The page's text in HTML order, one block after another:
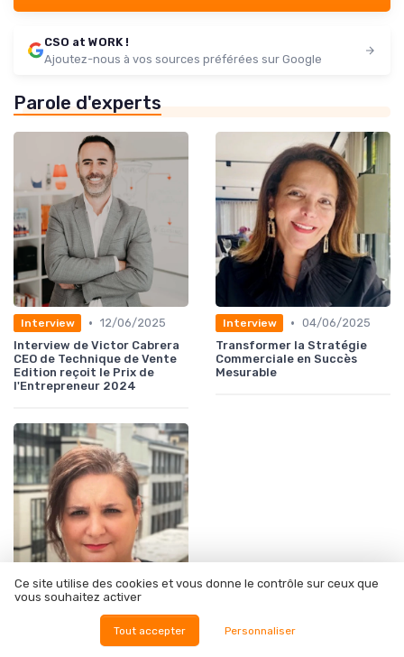
CSO at WORK !
Ajoutez-nous à vos sources préférées sur Google
Parole d'experts
Interview • 12/06/2025
Interview de Victor Cabrera
CEO de Technique de Vente
Edition reçoit le Prix de
l'Entrepreneur 2024
Interview • 04/06/2025
Transformer la Stratégie
Commerciale en Succès
Mesurable
12/06/2025
FOCUS SUR - Le marketing
d'influence, vraie ou fausse
Ce site utilise des cookies et vous donne le contrôle sur ceux que
vous souhaitez activer
Tout accepter Personnaliser